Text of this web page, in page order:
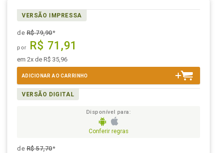
VERSÃO IMPRESSA
deR$ 79,90*
por R$ 71,91
em 2x de R$ 35,96
ADICIONAR AO CARRINHO
VERSÃO DIGITAL
Disponível para:
Conferir regras
deR$ 57,70*